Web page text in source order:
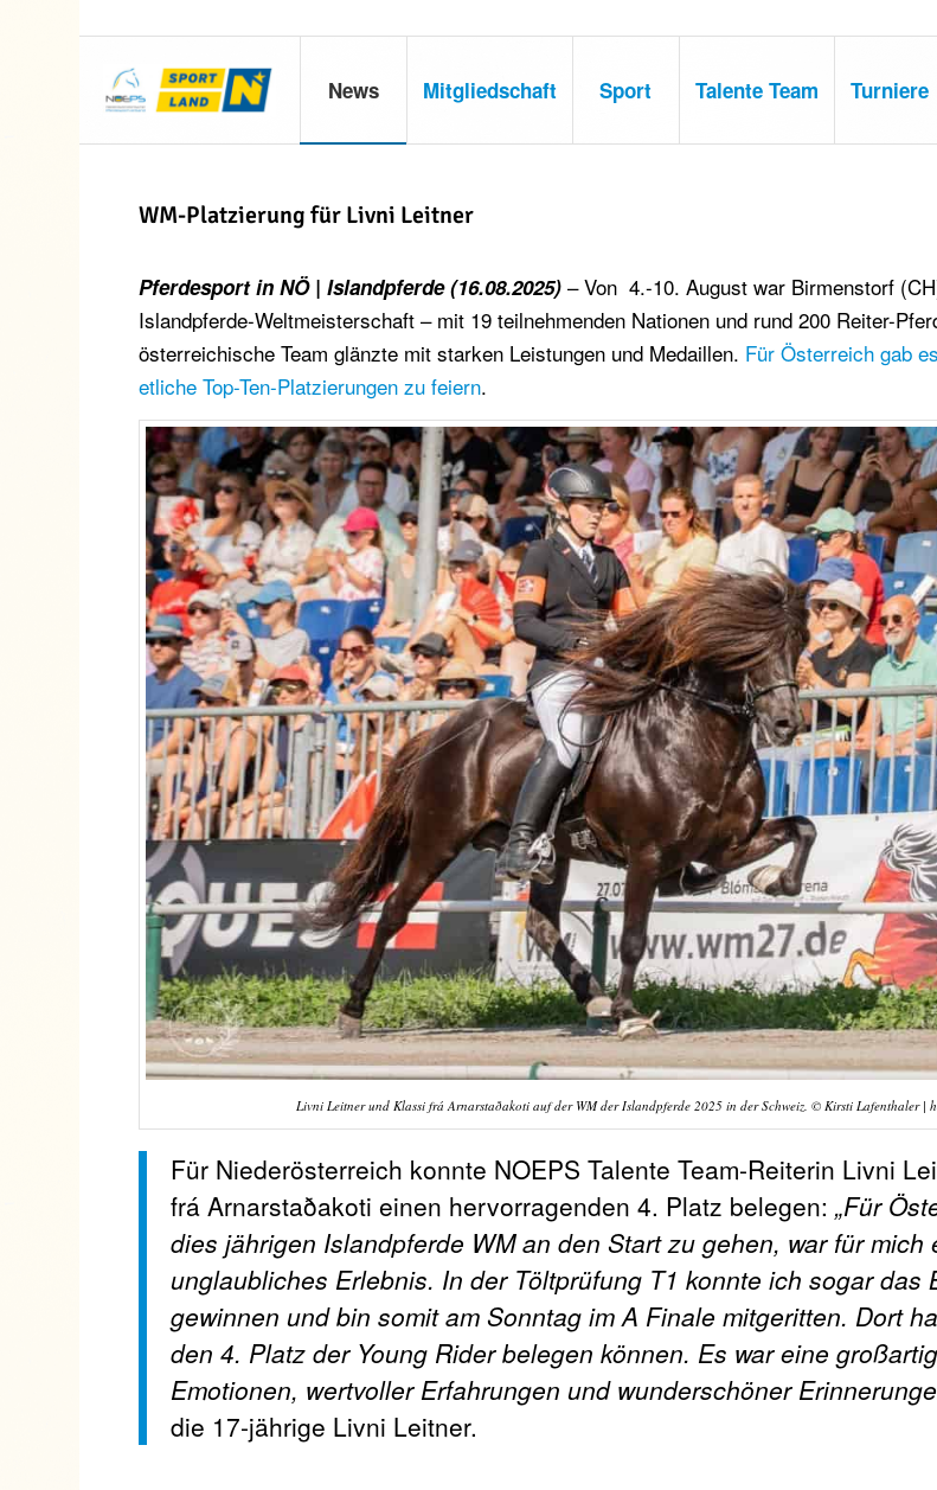
News Mitgliedschaft Sport Talente Team Turniere
WM-Platzierung für Livni Leitner
Pferdesport in NÖ | Islandpferde (16.08.2025) – Von 4.-10. August war Birmenstorf
Islandpferde-Weltmeisterschaft – mit 19 teilnehmenden Nationen und rund 200 Reiter-
österreichische Team glänzte mit starken Leistungen und Medaillen. Für Österreich gab
etliche Top-Ten-Platzierungen zu feiern.
Livni Leitner und Klassi frá Arnarstaðakoti auf der WM der Islandpferde 2025 in der Schweiz. © Kirsti Lafenthaler |
Für Niederösterreich konnte NOEPS Talente Team-Reiterin Livni
frá Arnarstaðakoti einen hervorragenden 4. Platz belegen:„Für
dies jährigen Islandpferde WM an den Start zu gehen, war für mich
unglaubliches Erlebnis. In der Töltprüfung T1 konnte ich sogar das
gewinnen und bin somit am Sonntag im A Finale mitgeritten. Dort
den 4. Platz der Young Rider belegen können. Es war eine
Emotionen, wertvoller Erfahrungen und wunderschöner
die 17-jährige Livni Leitner.